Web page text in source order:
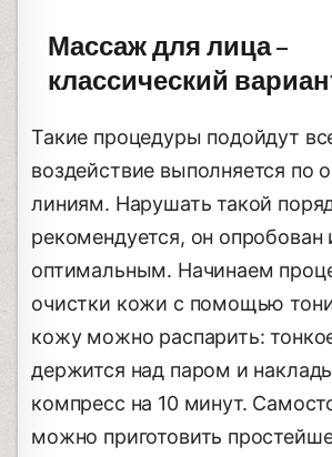
Массаж для лица –
классический
Такие процедуры подойдут
воздействие выполняется по
линиям. Нарушать такой
рекомендуется, он опробован
оптимальным. Начинаем
очистки кожи с помощью
кожу можно распарить:
держится над паром и
компресс на 10 минут.
можно приготовить